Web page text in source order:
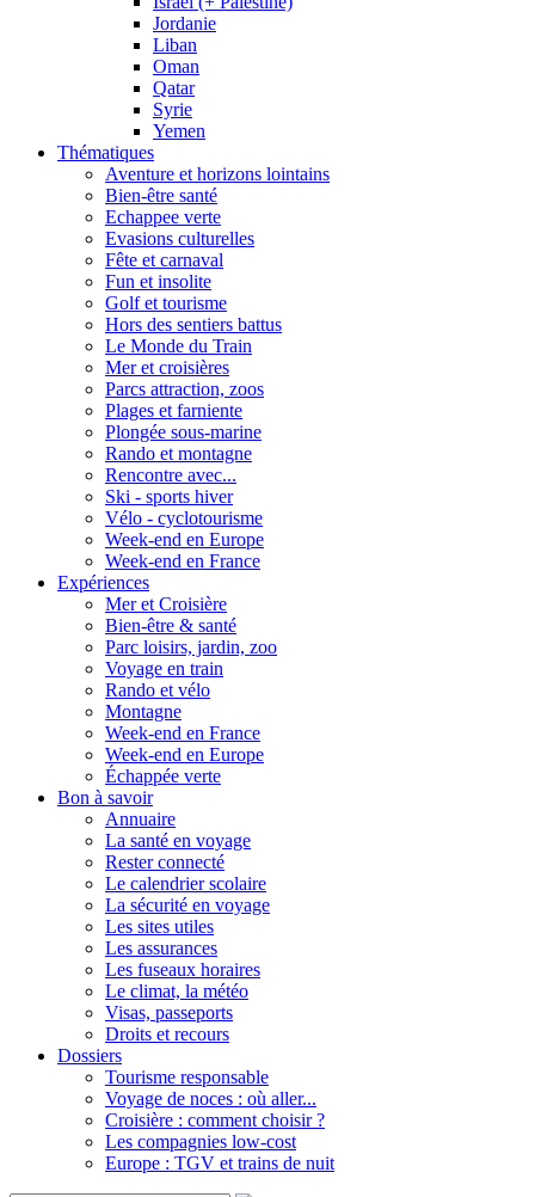
Jordanie
Liban
Oman
Qatar
Syrie
Yemen
Thématiques
Aventure et horizons lointains
Bien-être santé
Echappee verte
Evasions culturelles
Fête et carnaval
Fun et insolite
Golf et tourisme
Hors des sentiers battus
Le Monde du Train
Mer et croisières
Parcs attraction, zoos
Plages et farniente
Plongée sous-marine
Rando et montagne
Rencontre avec...
Ski - sports hiver
Vélo - cyclotourisme
Week-end en Europe
Week-end en France
Expériences
Mer et Croisière
Bien-être & santé
Parc loisirs, jardin, zoo
Voyage en train
Rando et vélo
Montagne
Week-end en France
Week-end en Europe
Échappée verte
Bon à savoir
Annuaire
La santé en voyage
Rester connecté
Le calendrier scolaire
La sécurité en voyage
Les sites utiles
Les assurances
Les fuseaux horaires
Le climat, la météo
Visas, passeports
Droits et recours
Dossiers
Tourisme responsable
Voyage de noces : où aller...
Croisière : comment choisir ?
Les compagnies low-cost
Europe : TGV et trains de nuit